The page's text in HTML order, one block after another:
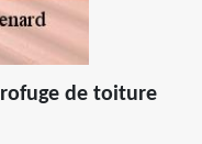
de toiture